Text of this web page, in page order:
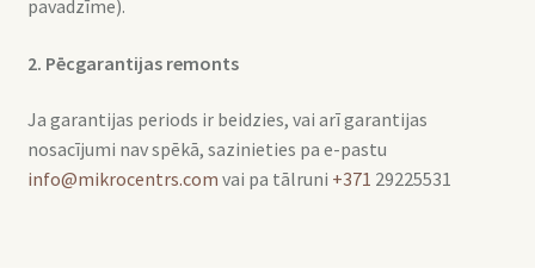
pavadzīme).
2. Pēcgarantijas remonts
Ja garantijas periods ir beidzies, vai arī garantijas
nosacījumi nav spēkā, sazinieties pa e-pastu
info@mikrocentrs.com vai pa tālruni +371 29225531